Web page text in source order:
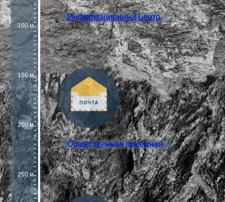
100 м
150 м
200 м
250 м
Информационный центр
Общественная приемная